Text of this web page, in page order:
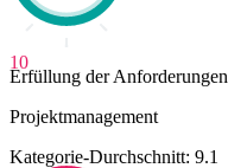
10
Erfüllung der Anforderungen
Projektmanagement
Kategorie-Durchschnitt: 9.1